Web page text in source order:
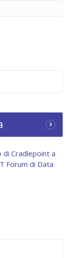
di Cradlepoint a
Forum di Data